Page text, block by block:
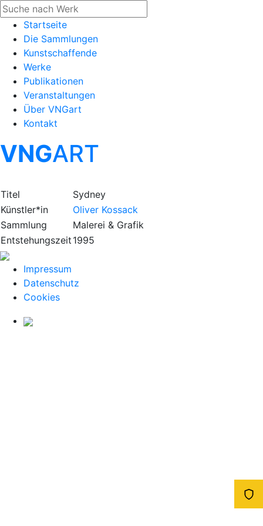
Startseite
Die Sammlungen
Kunstschaffende
Werke
Publikationen
Veranstaltungen
Über VNGart
Kontakt
VNGART
Titel
Sydney
Künstler*in
Oliver Kossack
Sammlung
Malerei & Grafik
Entstehungszeit 1995
Impressum
Datenschutz
Cookies